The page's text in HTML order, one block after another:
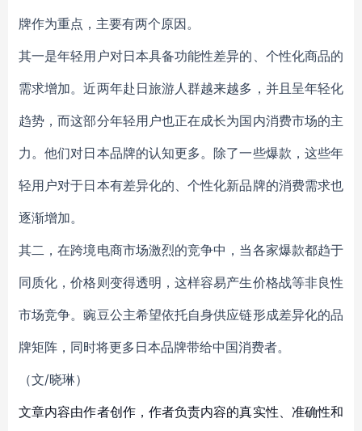
牌作为重点，主要有两个原因。
其一是年轻用户对日本具备功能性差异的、个性化商品的
需求增加。近两年赴日旅游人群越来越多，并且呈年轻化
趋势，而这部分年轻用户也正在成长为国内消费市场的主
力。他们对日本品牌的认知更多。除了一些爆款，这些年
轻用户对于日本有差异化的、个性化新品牌的消费需求也
逐渐增加。
其二，在跨境电商市场激烈的竞争中，当各家爆款都趋于
同质化，价格则变得透明，这样容易产生价格战等非良性
市场竞争。豌豆公主希望依托自身供应链形成差异化的品
牌矩阵，同时将更多日本品牌带给中国消费者。
（文/晓琳）
文章内容由作者创作，作者负责内容的真实性、准确性和